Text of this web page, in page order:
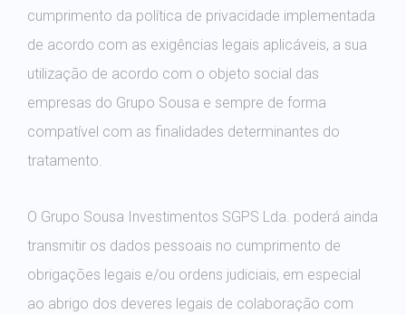
cumprimento da política de privacidade implementada
de acordo com as exigências legais aplicáveis, a sua
utilização de acordo com o objeto social das
empresas do Grupo Sousa e sempre de forma
compatível com as finalidades determinantes do
tratamento.
O Grupo Sousa Investimentos SGPS Lda. poderá ainda
transmitir os dados pessoais no cumprimento de
obrigações legais e/ou ordens judiciais, em especial
ao abrigo dos deveres legais de colaboração com